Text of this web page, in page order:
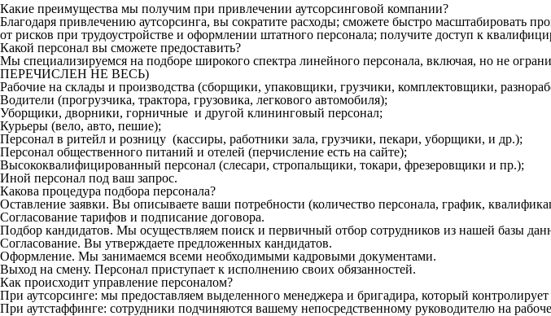
Какие преимущества мы получим при привлечении аутсорсинговой компании?
Благодаря привлечению аутсорсинга, вы сократите расходы; сможете быстро масштабировать
от рисков при трудоустройстве и оформлении штатного персонала; получите доступ к
Какой персонал вы сможете предоставить?
Мы специализируемся на подборе широкого спектра линейного персонала, включая,
ПЕРЕЧИСЛЕН НЕ ВЕСЬ)
Рабочие на склады и производства (сборщики, упаковщики, грузчики, комплектовщики,
Водители (прогрузчика, трактора, грузовика, легкового автомобиля);
Уборщики, дворники, горничные и другой клининговый персонал;
Курьеры (вело, авто, пешие);
Персонал в ритейл и розницу (кассиры, работники зала, грузчики, пекари, уборщики, и др.);
Персонал общественного питаний и отелей (перчисление есть на сайте);
Высококвалифицированный персонал (слесари, стропальщики, токари, фрезеровщики и пр.);
Иной персонал под ваш запрос.
Какова процедура подбора персонала?
Оставление заявки. Вы описываете ваши потребности (количество персонала, график,
Согласование тарифов и подписание договора.
Подбор кандидатов. Мы осуществляем поиск и первичный отбор сотрудников из нашей базы
Согласование. Вы утверждаете предложенных кандидатов.
Оформление. Мы занимаемся всеми необходимыми кадровыми документами.
Выход на смену. Персонал приступает к исполнению своих обязанностей.
Как происходит управление персоналом?
При аутсорсинге: мы предоставляем выделенного менеджера и бригадира, который
При аутстаффинге: сотрудники подчиняются вашему непосредственному руководителю на